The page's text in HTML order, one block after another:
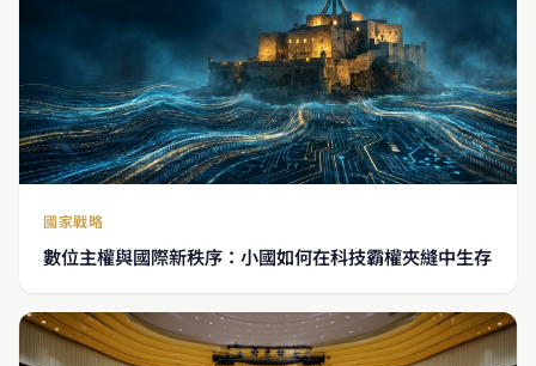
國家戰略
數位主權與國際新秩序：小國如何在科技霸權夾縫中生存